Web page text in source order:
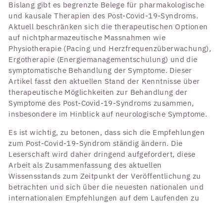
Bislang gibt es begrenzte Belege für pharmakologische
und kausale Therapien des Post-Covid-19-Syndroms.
Aktuell beschränken sich die therapeutischen Optionen
auf nichtpharmazeutische Massnahmen wie
Physiotherapie (Pacing und Herzfrequenzüberwachung),
Ergotherapie (Energiemanagementschulung) und die
symptomatische Behandlung der Symptome. Dieser
Artikel fasst den aktuellen Stand der Kenntnisse über
therapeutische Möglichkeiten zur Behandlung der
Symptome des Post-Covid-19-Syndroms zusammen,
insbesondere im Hinblick auf neurologische Symptome.
Es ist wichtig, zu betonen, dass sich die Empfehlungen
zum Post-Covid-19-Syndrom ständig ändern. Die
Leserschaft wird daher dringend aufgefordert, diese
Arbeit als Zusammenfassung des aktuellen
Wissensstands zum Zeitpunkt der Veröffentlichung zu
betrachten und sich über die neuesten nationalen und
internationalen Empfehlungen auf dem Laufenden zu